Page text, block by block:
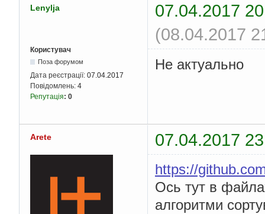
Lenylja
07.04.2017
(08.04.2017
Користувач
Поза форумом
Дата реєстрації: 07.04.2017
Повідомлень: 4
Репутація: 0
Не актуально
Arete 07.04.2017
https://
Ось тут в
алгоритми